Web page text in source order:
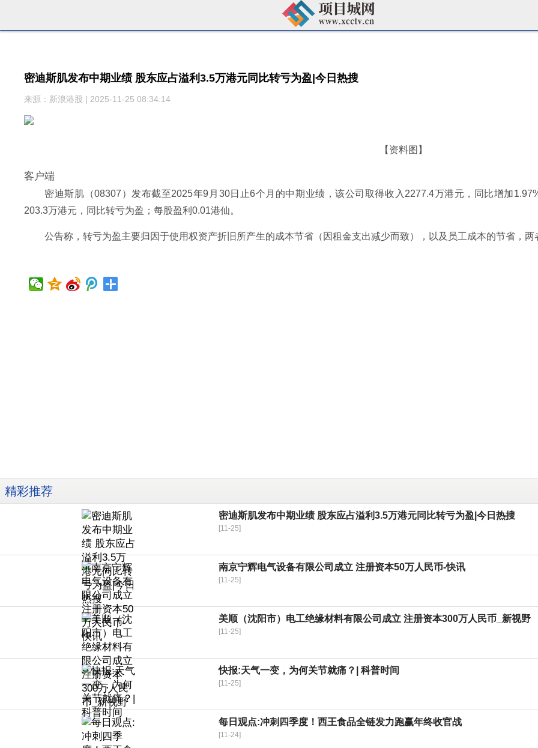
密迪斯肌发布中期业绩 股东应占溢利3.5万港元同比转亏为盈|今日热搜
来源：新浪港股 | 2025-11-25 08:34:14
【资料图】
客户端
密迪斯肌（08307）发布截至2025年9月30日止6个月的中期业绩，该公司取得收入2277.4万港元，同比增加
203.3万港元，同比转亏为盈；每股盈利0.01港仙。
公告称，转亏为盈主要归因于使用权资产折旧所产生的成本节省（因租金支出减少而致），以及员工成本的节省，
精彩推荐
密迪斯肌发布中期业绩 股东应占溢利3.5万港元同比转亏为盈|今日热搜
[11-25]
南京宁辉电气设备有限公司成立 注册资本50万人民币-快讯
[11-25]
美顺（沈阳市）电工绝缘材料有限公司成立 注册资本300万人民币_新视野
[11-25]
快报:天气一变，为何关节就痛？| 科普时间
[11-25]
每日观点:冲刺四季度！西王食品全链发力跑赢年终收官战
[11-24]